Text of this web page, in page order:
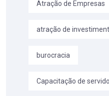
Atração de Empresas
atração de
burocracia
Capacitação de